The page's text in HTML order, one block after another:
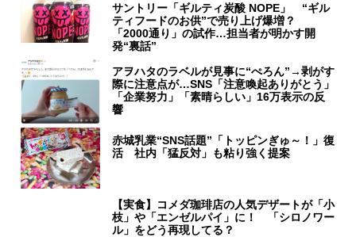
サントリー「ギルティ炭酸 NOPE」 “ギル
ティフードのお供”で売り上げ爆増？
「2000通り」の試作…担当者が明かす開
発“裏話”
アヲハタのラベルが見事に“ぺろん”→剥がす
際に注意点が…SNS「注意喚起ありがとう」
「企業努力」「素晴らしい」16万表示の反
響
赤城乳業“SNS話題”「トッピンぎゅ～！」復
活 社内「猛反対」も粘り強く提案
【実食】コメダ珈琲店の人気デザートが「小
枝」や「エンゼルパイ」に！ 「シロノワー
ル」をどう再現してる？